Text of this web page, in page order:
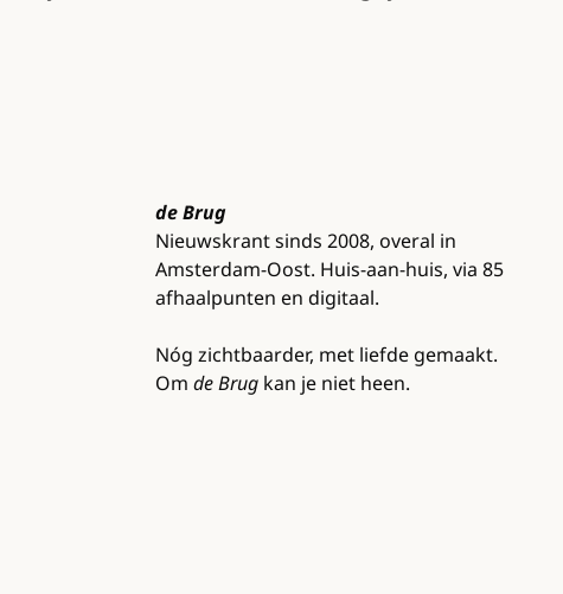
de Brug
Nieuwskrant sinds 2008, overal in
Amsterdam-Oost. Huis-aan-huis, via 85
afhaalpunten en digitaal.
Nóg zichtbaarder, met liefde gemaakt.
Om de Brug kan je niet heen.